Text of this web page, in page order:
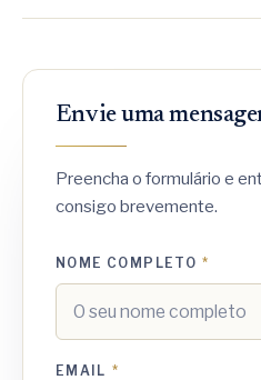
Envie uma
Preencha o formulário e
consigo brevemente.
NOME COMPLETO *
EMAIL *